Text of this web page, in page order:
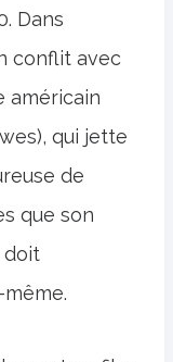
Dans
conflit avec
américain
qui jette
de
que son
doit